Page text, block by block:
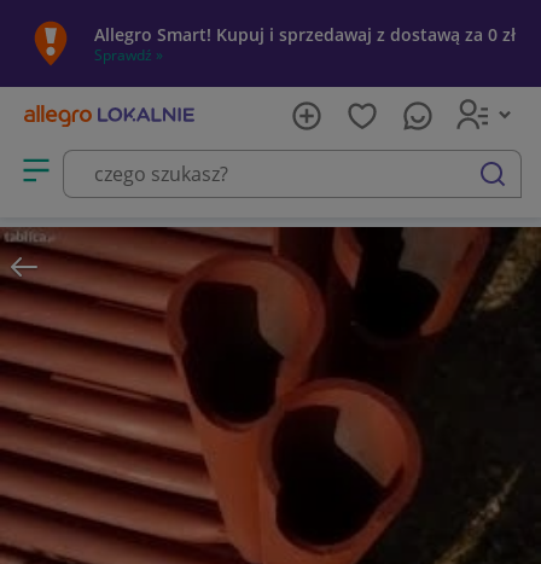
Allegro Smart! Kupuj i sprzedawaj z dostawą za 0 zł
Sprawdź »
Otwórz menu z kategoriami
szukaj